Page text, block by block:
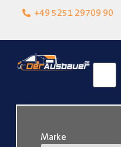
+49 5251 29709 90
Lokalgeschäft in
Marke